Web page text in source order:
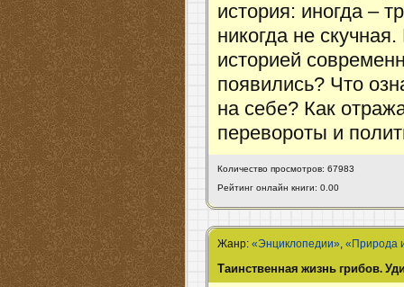
история: иногда –
никогда не
историей
появились? Что
на себе? Как
перевороты и
Количество просмотров: 67983
Рейтинг онлайн книги: 0.00
Жанр:«Энциклопедии»,«Природа
Таинственная жизнь грибов.